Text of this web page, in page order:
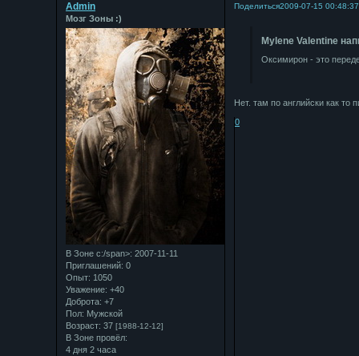
Поделиться2009-07-15 00:48:37
Admin
Мозг Зоны :)
В Зоне с:/span>: 2007-11-11
Приглашений: 0
Опыт: 1050
Уважение: +40
Доброта: +7
Пол: Мужской
Возраст: 37 [1988-12-12]
В Зоне провёл:
4 дня 2 часа
Mylene Valentine
Оксимирон - это
Нет. там по английски как то
0